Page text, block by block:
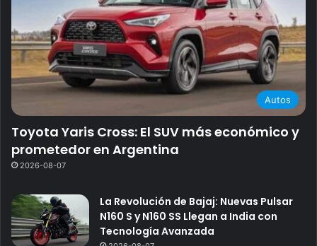
Autos
Toyota Yaris Cross: El SUV más económico y
prometedor en Argentina
2026-08-07
La Revolución de Bajaj: Nuevas Pulsar
N160 S y N160 SS Llegan a India con
Tecnología Avanzada